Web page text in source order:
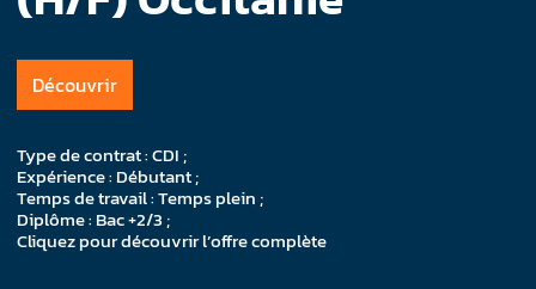
Découvrir
Type de contrat : CDI ;
Expérience : Débutant ;
Temps de travail : Temps plein ;
Diplôme : Bac +2/3 ;
Cliquez pour découvrir l’offre complète